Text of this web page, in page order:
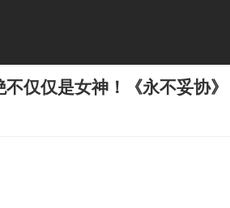
仅仅是女神！《永不妥协》